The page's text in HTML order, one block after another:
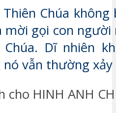
Chúa
mời gọi con
Dĩ nhiên
vẫn thường xảy